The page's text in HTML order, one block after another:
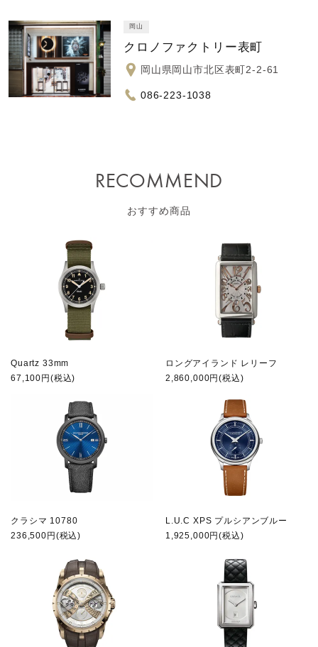
岡山
クロノファクトリー表町
岡山県岡山市北区表町2-2-61
086-223-1038
RECOMMEND
おすすめ商品
Quartz 33mm
67,100円(税込)
ロングアイランド レリーフ
2,860,000円(税込)
クラシマ 10780
236,500円(税込)
L.U.C XPS プルシアンブルー
1,925,000円(税込)